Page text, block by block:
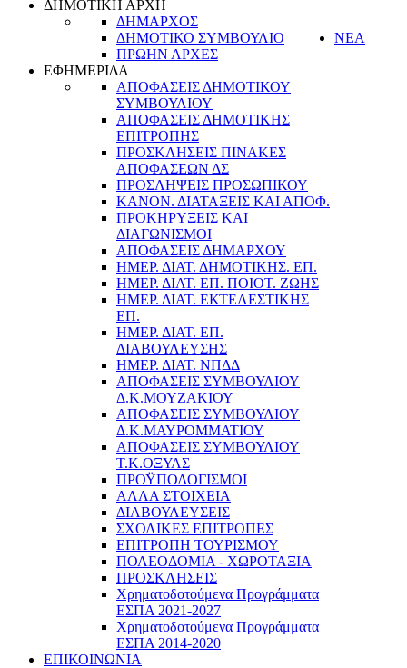
ΔΗΜΟΤΙΚΗ ΑΡΧΗ
ΔΗΜΑΡΧΟΣ
ΔΗΜΟΤΙΚΟ ΣΥΜΒΟΥΛΙΟ
ΠΡΩΗΝ ΑΡΧΕΣ
ΝΕΑ
ΕΦΗΜΕΡΙΔΑ
ΑΠΟΦΑΣΕΙΣ ΔΗΜΟΤΙΚΟΥ
ΣΥΜΒΟΥΛΙΟΥ
ΑΠΟΦΑΣΕΙΣ ΔΗΜΟΤΙΚΗΣ
ΕΠΙΤΡΟΠΗΣ
ΠΡΟΣΚΛΗΣΕΙΣ ΠΙΝΑΚΕΣ
ΑΠΟΦΑΣΕΩΝ ΔΣ
ΠΡΟΣΛΗΨΕΙΣ ΠΡΟΣΩΠΙΚΟΥ
ΚΑΝΟΝ. ΔΙΑΤΑΞΕΙΣ ΚΑΙ ΑΠΟΦ.
ΠΡΟΚΗΡΥΞΕΙΣ ΚΑΙ
ΔΙΑΓΩΝΙΣΜΟΙ
ΑΠΟΦΑΣΕΙΣ ΔΗΜΑΡΧΟΥ
ΗΜΕΡ. ΔΙΑΤ. ΔΗΜΟΤΙΚΗΣ. ΕΠ.
ΗΜΕΡ. ΔΙΑΤ. ΕΠ. ΠΟΙOΤ. ΖΩΗΣ
ΗΜΕΡ. ΔΙΑΤ. ΕΚΤΕΛΕΣΤΙΚΗΣ
ΕΠ.
ΗΜΕΡ. ΔΙΑΤ. ΕΠ.
ΔΙΑΒΟΥΛΕΥΣΗΣ
ΗΜΕΡ. ΔΙΑΤ. ΝΠΔΔ
ΑΠΟΦΑΣΕΙΣ ΣΥΜΒΟΥΛΙΟΥ
Δ.Κ.ΜΟΥΖΑΚΙΟΥ
ΑΠΟΦΑΣΕΙΣ ΣΥΜΒΟΥΛΙΟΥ
Δ.Κ.ΜΑΥΡΟΜΜΑΤΙΟΥ
ΑΠΟΦΑΣΕΙΣ ΣΥΜΒΟΥΛΙΟΥ
Τ.Κ.ΟΞΥΑΣ
ΠΡΟΫΠΟΛΟΓΙΣΜΟΙ
ΑΛΛΑ ΣΤΟΙΧΕΙΑ
ΔΙΑΒΟΥΛΕΥΣΕΙΣ
ΣΧΟΛΙΚΕΣ ΕΠΙΤΡΟΠΕΣ
ΕΠΙΤΡΟΠΗ ΤΟΥΡΙΣΜΟΥ
ΠΟΛΕΟΔΟΜΙΑ - ΧΩΡΟΤΑΞΙΑ
ΠΡΟΣΚΛΗΣΕΙΣ
Χρηματοδοτούμενα Προγράμματα
ΕΣΠΑ 2021-2027
Χρηματοδοτούμενα Προγράμματα
ΕΣΠΑ 2014-2020
ΕΠΙΚΟΙΝΩΝΙΑ